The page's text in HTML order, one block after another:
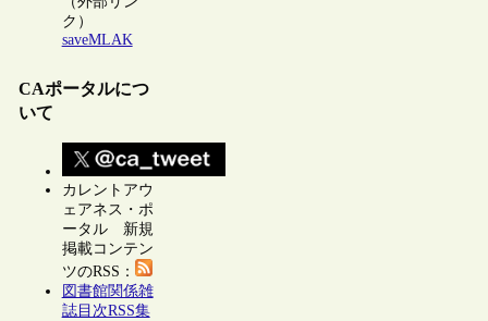
ク）
saveMLAK
CAポータルにつ
いて
カレントアウ
ェアネス・ポ
ータル 新規
掲載コンテン
ツのRSS：
図書館関係雑
誌目次RSS集